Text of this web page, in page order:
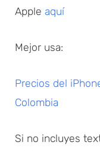
Apple aquí
Mejor usa:
Precios del
Colombia
Si no incluyes